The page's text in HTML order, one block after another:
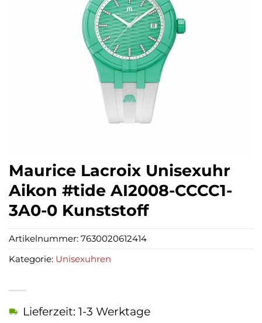
Maurice Lacroix Unisexuhr
Aikon #tide AI2008-CCCC1-
3A0-0 Kunststoff
Lieferzeit: 1-3 Werktage
Artikelnummer: 7630020612414
Kategorie: Unisexuhren